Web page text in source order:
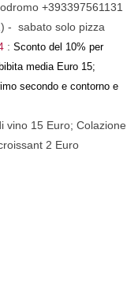
+393397561131
- sabato solo pizza
: Sconto del 10% per
media Euro 15;
secondo e contorno e
vino 15 Euro; Colazione
2 Euro